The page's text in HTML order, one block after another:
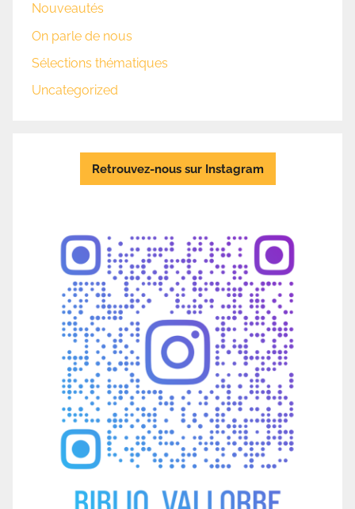
Nouveautés
On parle de nous
Sélections thématiques
Uncategorized
Retrouvez-nous sur Instagram